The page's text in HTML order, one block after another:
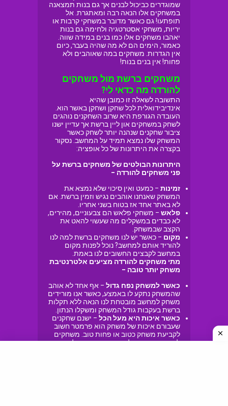
שמוגדרים כביכול לבנים אך גם בנות תמצאנה
במשחקים אלו הנאה רבה ומאתגרת. אל
תופתעו! גם כאשר מדובר במשחקי קרבות או
יריות, משחקי אסטרטגיה ולחימה גם בנות
יאהבו משחקים אלו כמו בנים במידה שווה.
כאמור, הימים הם לא מה שהיה בעבר, כיום
אין הגדרות. משחקים במה שאוהבים ולא
פחות! אין בנים בנות!
משחקים ברשת מול משחקים
להורדה מה כדאי לי?
התשובה לשאלה זו כמובן שהיא
אינדיבידואלית לכל שחקן ושחקן באשר הוא.
העובדה הגורפת היא שרוב השחקנים נוהגים
לשחק במשחקים און ליין ברשת אך עדיין ישנו
ציבור שחקנים שנהנה יותר לשחק כאשר
המשחק שלו נמצא תמיד על המחשב. נסקור
בקצרה את היתרונות של כל אופציה:
היתרונות הבולטים של משחקים ברשת על
פני משחקים להורדה –
זמינות – כמעט ואין סיכוי שלא נמצא את
המשחק שאנחנו אוהבים נגיש וזמין ברשת. אם
לא באתר אחד אז בטוח בשני אחריו.
פלאש – משחקי פלאש הם צבעוניים, מהירים,
לא כבדים במשקלים מה שעשוי להאט את
הקצב שבמשחק.
מקום – כאשר יש לנו משחקים ברשת למה לנו
להוריד אותם למחשב? נוכל לפנות מקום
במחשב לקבצים החשובים לנו באמת.
מתי משחקים להורדה מציעים אלטרנטיבת
משחק יותר טובה –
כאשר למשחק נפח גדול – אף אחד לא אוהב
שהמשחק נתקע לו באמצע, כאשר אנו מורידים
משחק למחשב מובטחת לנו הנאה ללא תקלות
ברשת בעקבות גודל המשחק ומשקלו הנתון.
כאשר איכות היא מעל הכל – ישנם שחקנים
שעבורם איכות של משחק הוא פרמטר חשוב
לקביעת משחק כטוב או פחות טוב. משחקים
להורדה כמעט כולם מציעים חוויה של משחק